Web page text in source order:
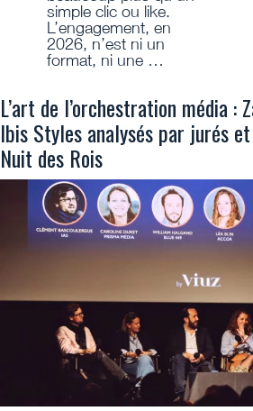
simple clic ou like.
L’engagement, en
2026, n’est ni un
format, ni une …
L’art de l’orchestration média :
Ibis Styles analysés par jurés
Nuit des Rois